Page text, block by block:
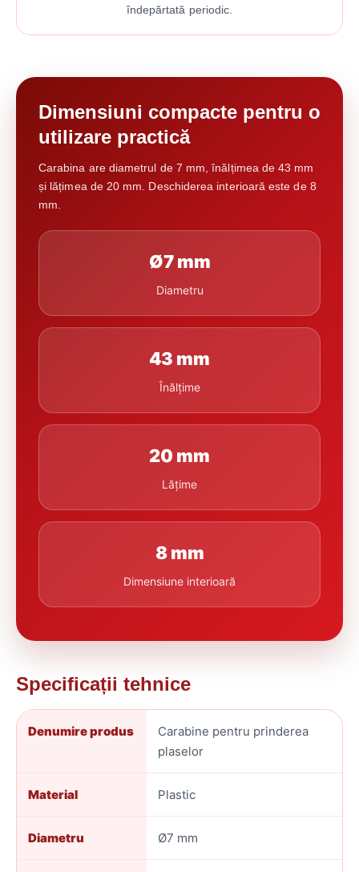
îndepărtată periodic.
Dimensiuni compacte pentru o
utilizare practică
Carabina are diametrul de 7 mm, înălțimea de 43 mm
și lățimea de 20 mm. Deschiderea interioară este de 8
mm.
Ø7 mm
Diametru
43 mm
Înălțime
20 mm
Lățime
8 mm
Dimensiune interioară
Specificații tehnice
Denumire produs
Carabine pentru prinderea
plaselor
Material Plastic
Diametru Ø7 mm